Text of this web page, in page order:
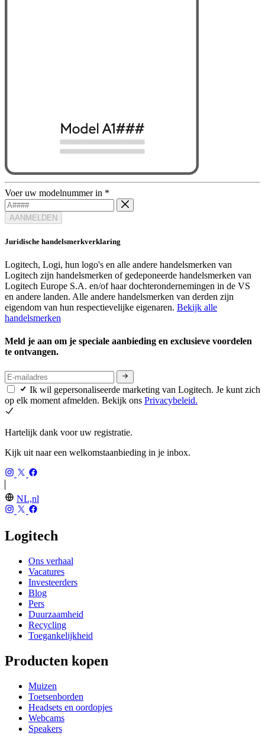
Voer uw modelnummer in *
AANMELDEN
Juridische handelsmerkverklaring
Logitech, Logi, hun logo's en alle andere handelsmerken van
Logitech zijn handelsmerken of gedeponeerde handelsmerken van
Logitech Europe S.A. en/of haar dochterondernemingen in de VS
en andere landen. Alle andere handelsmerken van derden zijn
eigendom van hun respectievelijke eigenaren. Bekijk alle
handelsmerken
Meld je aan om je speciale aanbieding en exclusieve voordelen
te ontvangen.
Ik wil gepersonaliseerde marketing van Logitech. Je kunt zich
op elk moment afmelden. Bekijk ons Privacybeleid.
Hartelijk dank voor uw registratie.
Kijk uit naar een welkomstaanbieding in je inbox.
NL,nl
Logitech
Ons verhaal
Vacatures
Investeerders
Blog
Pers
Duurzaamheid
Recycling
Toegankelijkheid
Producten kopen
Muizen
Toetsenborden
Headsets en oordopjes
Webcams
Speakers